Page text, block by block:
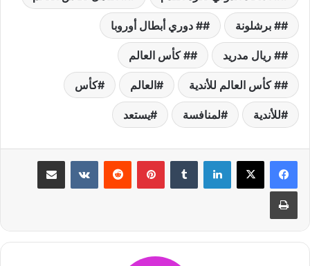
# برشلونة # دوري أبطال أوروبا
# ريال مدريد # كأس العالم
# كأس العالم للأندية العالم كأس
للأندية لمنافسة يستعد
لينكدإن بينتيريست مشاركة عبر البريد
طباعة